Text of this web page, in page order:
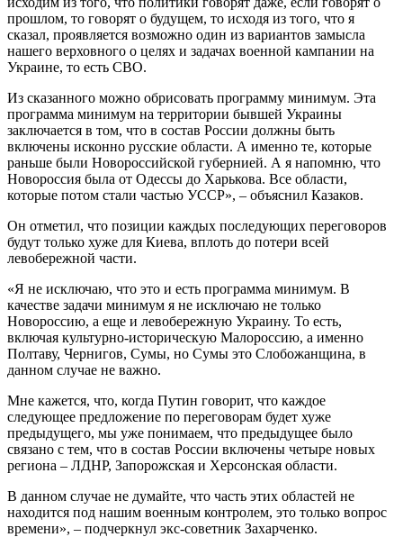
прошлом, то говорят о будущем, то исходя из того, что я
сказал, проявляется возможно один из вариантов замысла
нашего верховного о целях и задачах военной кампании на
Украине, то есть СВО.
Из сказанного можно обрисовать программу минимум. Эта
программа минимум на территории бывшей Украины
заключается в том, что в состав России должны быть
включены исконно русские области. А именно те, которые
раньше были Новороссийской губернией. А я напомню, что
Новороссия была от Одессы до Харькова. Все области,
которые потом стали частью УССР», – объяснил Казаков.
Он отметил, что позиции каждых последующих переговоров
будут только хуже для Киева, вплоть до потери всей
левобережной части.
«Я не исключаю, что это и есть программа минимум. В
качестве задачи минимум я не исключаю не только
Новороссию, а еще и левобережную Украину. То есть,
включая культурно-историческую Малороссию, а именно
Полтаву, Чернигов, Сумы, но Сумы это Слобожанщина, в
данном случае не важно.
Мне кажется, что, когда Путин говорит, что каждое
следующее предложение по переговорам будет хуже
предыдущего, мы уже понимаем, что предыдущее было
связано с тем, что в состав России включены четыре новых
региона – ЛДНР, Запорожская и Херсонская области.
В данном случае не думайте, что часть этих областей не
находится под нашим военным контролем, это только вопрос
времени», – подчеркнул экс-советник Захарченко.